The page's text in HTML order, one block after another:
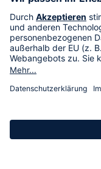
Im TV
HSE International